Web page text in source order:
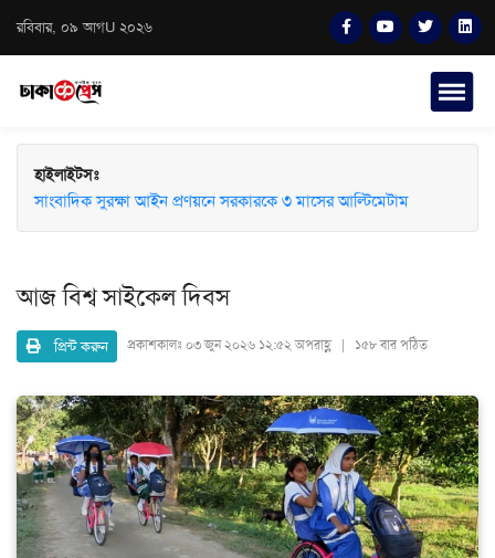
রবিবার, ০৯ আগU ২০২৬
হাইলাইটসঃ
সাংবাদিক সুরক্ষা আইন প্রণয়নে সরকারকে ৩ মাসের আল্টিমেটাম
আজ বিশ্ব সাইকেল দিবস
প্রিন্ট করুন প্রকাশকালঃ ০৩ জুন ২০২৬ ১২:৫২ অপরাহ্ণ | ১৫৮ বার পঠিত